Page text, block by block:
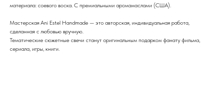
материала: соевого воска. С премиальными аромамаслами (США).
Мастерская Ani Estel Handmade — это авторская, индивидуальная работа,
сделанная с любовью вручную.
Тематические сюжетные свечи станут оригинальным подарком фанату фильма,
сериала, игры, книги.